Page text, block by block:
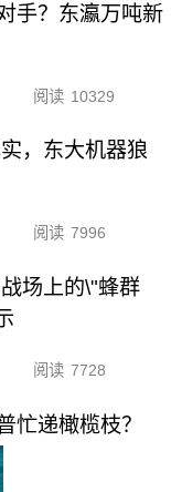
手？东瀛万吨新
阅读 10329
，东大机器狼
阅读 7996
场上的\"蜂群
阅读 7728
忙递橄榄枝？